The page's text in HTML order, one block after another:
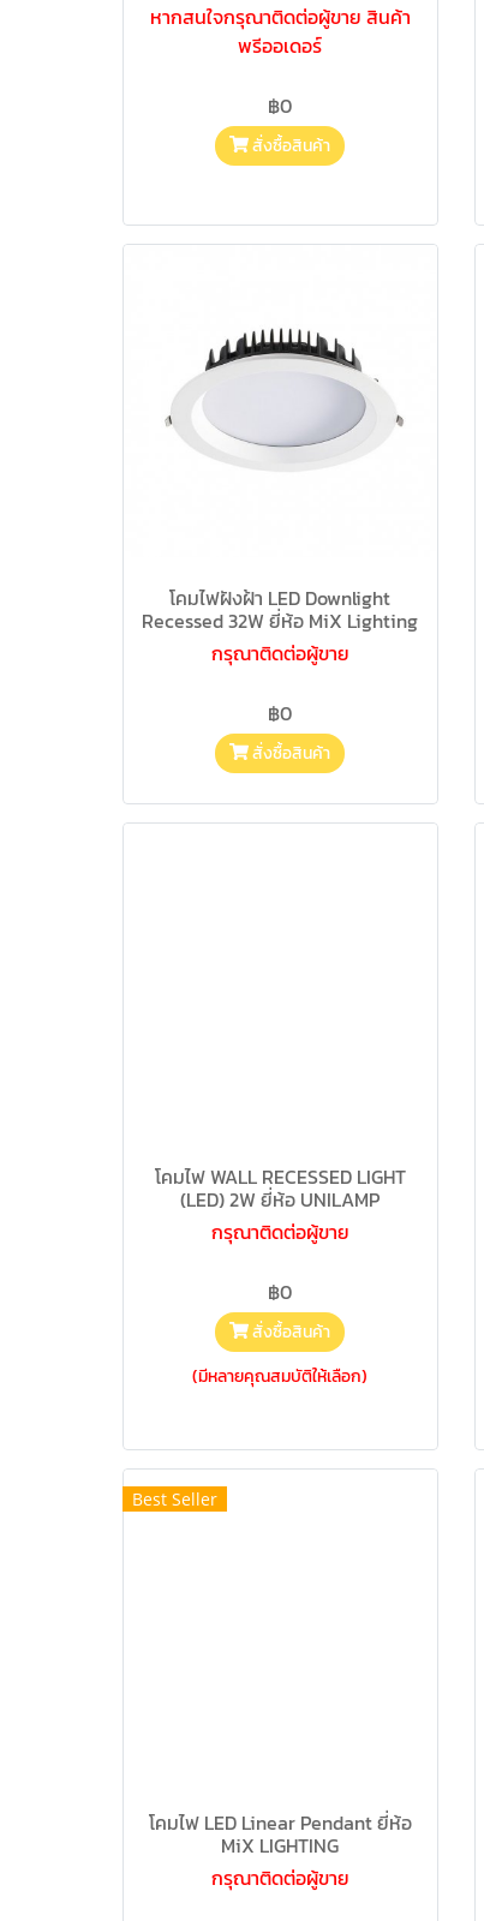
หากสนใจกรุณาติดต่อผู้ขาย สินค้า
พรีออเดอร์
฿0
สั่งซื้อสินค้า
โคมไฟฝังฝ้า LED Downlight
Recessed 32W ยี่ห้อ MiX Lighting
กรุณาติดต่อผู้ขาย
฿0
สั่งซื้อสินค้า
โคมไฟ WALL RECESSED LIGHT
(LED) 2W ยี่ห้อ UNILAMP
กรุณาติดต่อผู้ขาย
฿0
สั่งซื้อสินค้า
(มีหลายคุณสมบัติให้เลือก)
Best Seller
โคมไฟ LED Linear Pendant ยี่ห้อ
MiX LIGHTING
กรุณาติดต่อผู้ขาย